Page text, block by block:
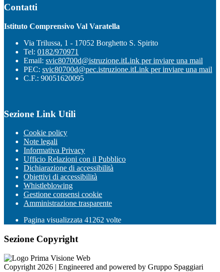
Contatti
Istituto Comprensivo Val Varatella
Via Trilussa, 1 - 17052 Borghetto S. Spirito
Tel: 0182/970971
Email: svic80700d@istruzione.itLink per inviare una mail
PEC: svic80700d@pec.istruzione.itLink per inviare una mail
C.F.: 90051620095
Sezione Link Utili
Cookie policy
Note legali
Informativa Privacy
Ufficio Relazioni con il Pubblico
Dichiarazione di accessibilità
Obiettivi di accessibilità
Whistleblowing
Gestione consensi cookie
Amministrazione trasparente
Pagina visualizzata 41262 volte
Sezione Copyright
Copyright 2026 | Engineered and powered by Gruppo Spaggiari